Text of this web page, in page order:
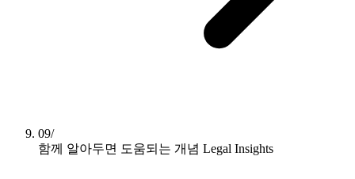
09/
함께 알아두면 도움되는 개념 Legal Insights